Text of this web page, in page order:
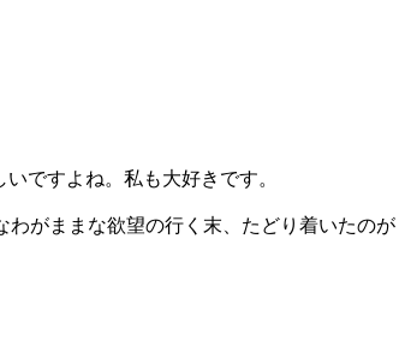
ですよね。私も大好きです。
がままな欲望の行く末、たどり着いたのが